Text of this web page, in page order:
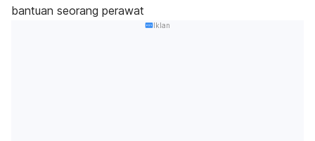
bantuan seorang perawat
Iklan